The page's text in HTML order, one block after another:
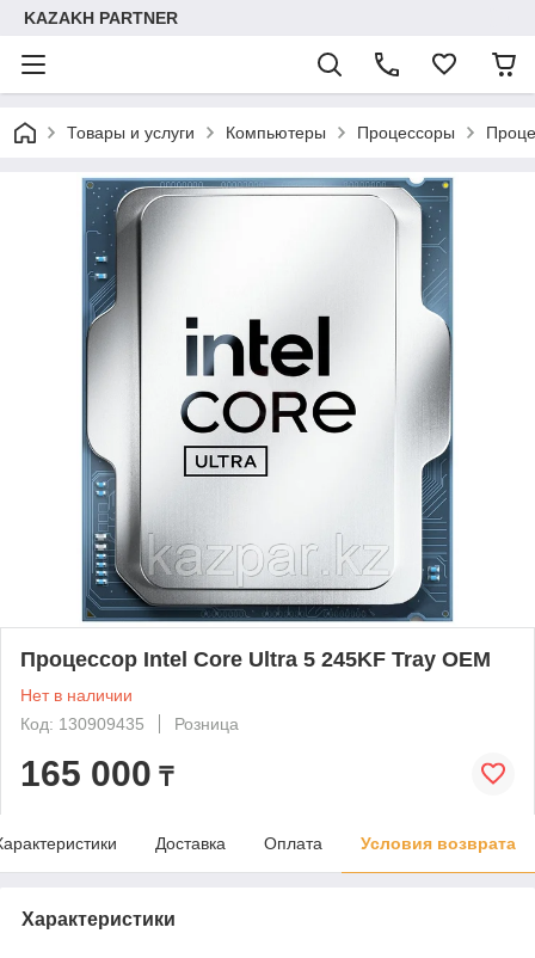
KAZAKH PARTNER
Товары и услуги Компьютеры Процессоры
Процессор Intel Core Ultra 5 245KF Tray OEM
Нет в наличии
Код: 130909435
Розница
165 000 ₸
Доставка Оплата Условия возврата
Характеристики